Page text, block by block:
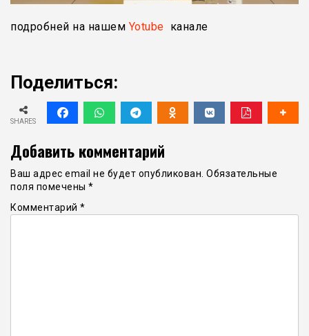
подробней на нашем Yotube канале
Поделиться:
SHARES
Добавить комментарий
Ваш адрес email не будет опубликован. Обязательные
поля помечены *
Комментарий *